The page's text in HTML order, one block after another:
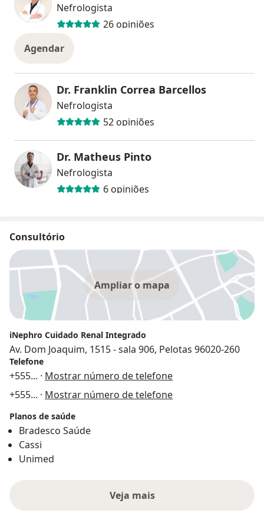
Nefrologista
26 opiniões
Agendar
Dr. Franklin Correa Barcellos
Nefrologista
52 opiniões
Dr. Matheus Pinto
Nefrologista
6 opiniões
Consultório
Ampliar o mapa
iNephro Cuidado Renal Integrado
Av. Dom Joaquim, 1515 - sala 906, Pelotas 96020-260
Telefone
+555... · Mostrar número de telefone
+555... · Mostrar número de telefone
Planos de saúde
Bradesco Saúde
Cassi
Unimed
Veja mais